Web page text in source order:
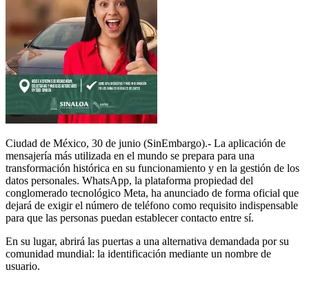
Ciudad de México, 30 de junio (SinEmbargo).- La aplicación de
mensajería más utilizada en el mundo se prepara para una
transformación histórica en su funcionamiento y en la gestión de los
datos personales. WhatsApp, la plataforma propiedad del
conglomerado tecnológico Meta, ha anunciado de forma oficial que
dejará de exigir el número de teléfono como requisito indispensable
para que las personas puedan establecer contacto entre sí.
En su lugar, abrirá las puertas a una alternativa demandada por su
comunidad mundial: la identificación mediante un nombre de
usuario.